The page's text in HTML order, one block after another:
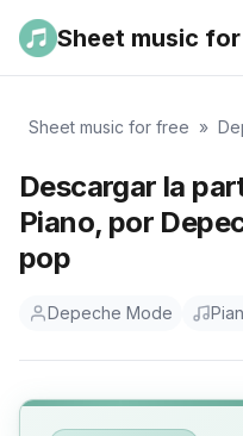
Sheet music
Sheet music for free »
Descargar la
Piano, por
pop
Depeche Mode